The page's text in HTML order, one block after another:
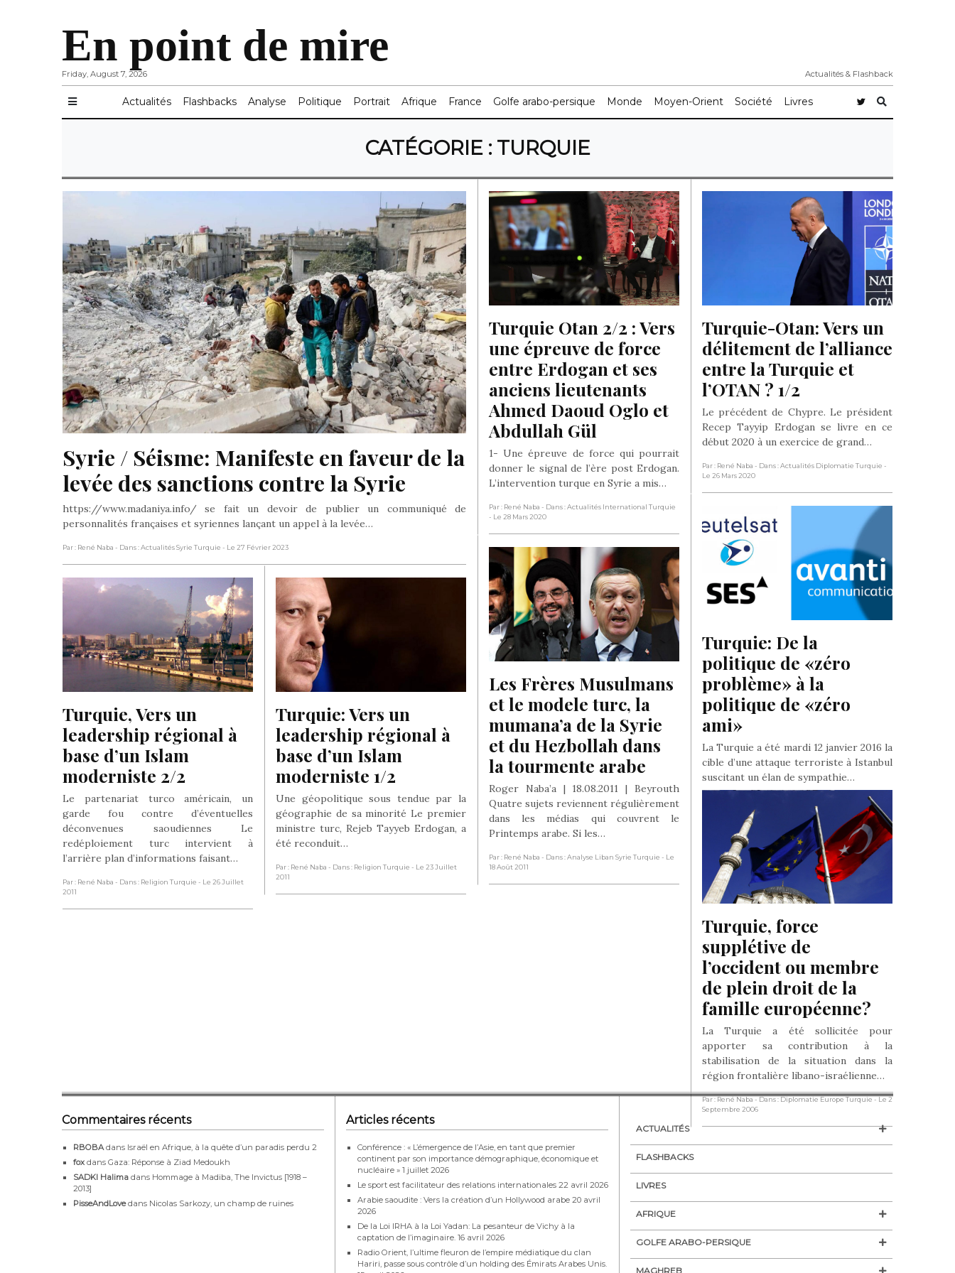
Friday, August 7, 2026
En point de mire
Actualités & Flashback
Actualités Flashbacks Analyse Politique Portrait Afrique France Golfe arabo-persique Monde Moyen-Orient Société Livres
CATÉGORIE : TURQUIE
Syrie / Séisme: Manifeste en faveur de la
levée des sanctions contre la Syrie
https://www.madaniya.info/ se fait un devoir de publier un communiqué de
personnalités françaises et syriennes lançant un appel à la levée…
Par : René Naba - Dans : Actualités Syrie Turquie - Le 27 Février 2023
Turquie Otan 2/2 : Vers
une épreuve de force
entre Erdogan et ses
anciens lieutenants
Ahmed Daoud Oglo et
Abdullah Gül
1- Une épreuve de force qui pourrait
donner le signal de l’ère post Erdogan.
L’intervention turque en Syrie a mis…
Par : René Naba - Dans : Actualités International Turquie
- Le 28 Mars 2020
Turquie-Otan: Vers un
délitement de l’alliance
entre la Turquie et
l’OTAN ? 1/2
Le précédent de Chypre. Le président
Recep Tayyip Erdogan se livre en ce
début 2020 à un exercice de grand…
Par : René Naba - Dans : Actualités Diplomatie Turquie -
Le 26 Mars 2020
Turquie: De la
politique de «zéro
problème» à la
politique de «zéro
ami»
La Turquie a été mardi 12 janvier 2016 la
cible d’une attaque terroriste à Istanbul
suscitant un élan de sympathie…
- Le 12 Février
Les Frères Musulmans
et le modele turc, la
mumana’a de la Syrie
et du Hezbollah dans
la tourmente arabe
Roger Naba’a | 18.08.2011 | Beyrouth
Quatre sujets reviennent régulièrement
dans les médias qui couvrent le
Printemps arabe. Si les…
Par : René Naba - Dans : Analyse Liban Syrie Turquie - Le
18 Août 2011
Turquie, Vers un
leadership régional à
base d’un Islam
moderniste 2/2
Le partenariat turco américain, un
garde fou contre d’éventuelles
déconvenues saoudiennes Le
redéploiement turc intervient à
l’arrière plan d’informations faisant…
Par : René Naba - Dans : Religion Turquie - Le 26 Juillet
2011
Turquie: Vers un
leadership régional à
base d’un Islam
moderniste 1/2
Une géopolitique sous tendue par la
géographie de sa minorité Le premier
ministre turc, Rejeb Tayyeb Erdogan, a
été reconduit…
Par : René Naba - Dans : Religion Turquie - Le 23 Juillet
2011
Turquie, force
supplétive de
l’occident ou membre
de plein droit de la
famille européenne?
La Turquie a été sollicitée pour
apporter sa contribution à la
stabilisation de la situation dans la
région frontalière libano-israélienne…
Par : René Naba - Dans : Diplomatie Europe Turquie - Le 2
Septembre 2006
Commentaires récents
RBOBAdans Israël en Afrique, à la quête d’un paradis perdu 2
fox dans Gaza: Réponse à Ziad Medoukh
SADKI Halima dans Hommage à Madiba, The Invictus [1918 –
2013]
PisseAndLovedans Nicolas Sarkozy, un champ de ruines
Articles récents
Conférence : « L’émergence de l’Asie, en tant que premier
continent par son importance démographique, économique et
nucléaire » 1 juillet 2026
Le sport est facilitateur des relations internationales 22 avril 2026
Arabie saoudite : Vers la création d’un Hollywood arabe 20 avril
2026
De la Loi IRHA à la Loi Yadan: La pesanteur de Vichy à la
captation de l’imaginaire. 16 avril 2026
Radio Orient, l’ultime fleuron de l’empire médiatique du clan
Hariri, passe sous contrôle d’un holding des Émirats Arabes Unis.
ACTUALITÉS
FLASHBACKS
LIVRES
AFRIQUE
GOLFE ARABO-PERSIQUE
MAGHREB